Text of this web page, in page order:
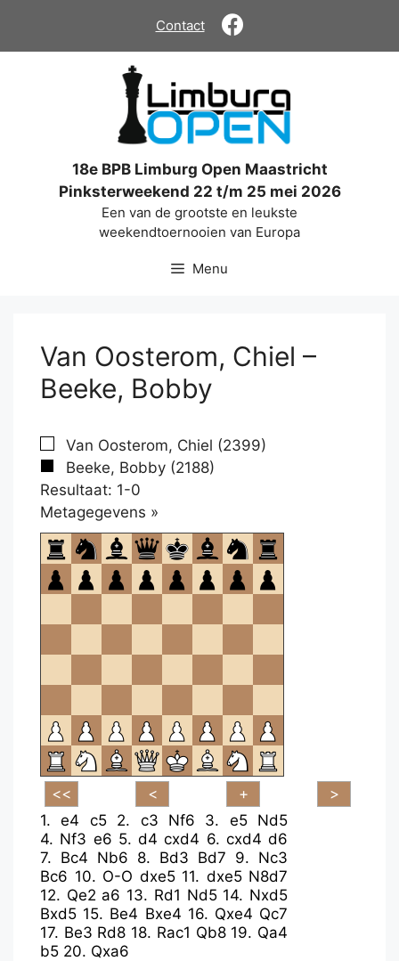
de
Contact
18e BPB Limburg Open Maastricht
Pinksterweekend 22 t/m 25 mei 2026
Een van de grootste en leukste
weekendtoernooien van Europa
Menu
Van Oosterom, Chiel –
Beeke, Bobby
Van Oosterom, Chiel (2399)
Beeke, Bobby (2188)
Resultaat: 1-0
Metagegevens »
om
te
openen.
1.e4 c5 2. c3 Nf6 3. e5
Nd5
4. Nf3 e6 5. d4 cxd4 6. cxd4 d6
7. Bc4 Nb6 8. Bd3 Bd7 9. Nc3
Bc6 10. O-O dxe5 11. dxe5 N8d7
12. Qe2 a6 13. Rd1 Nd5 14. Nxd5
Bxd5 15. Be4 Bxe4 16. Qxe4 Qc7
17. Be3 Rd8 18. Rac1 Qb8 19. Qa4
b5 20. Qxa6